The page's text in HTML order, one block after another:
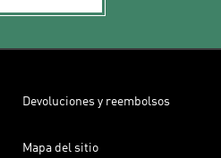
Devoluciones y reembolsos
Mapa del sitio